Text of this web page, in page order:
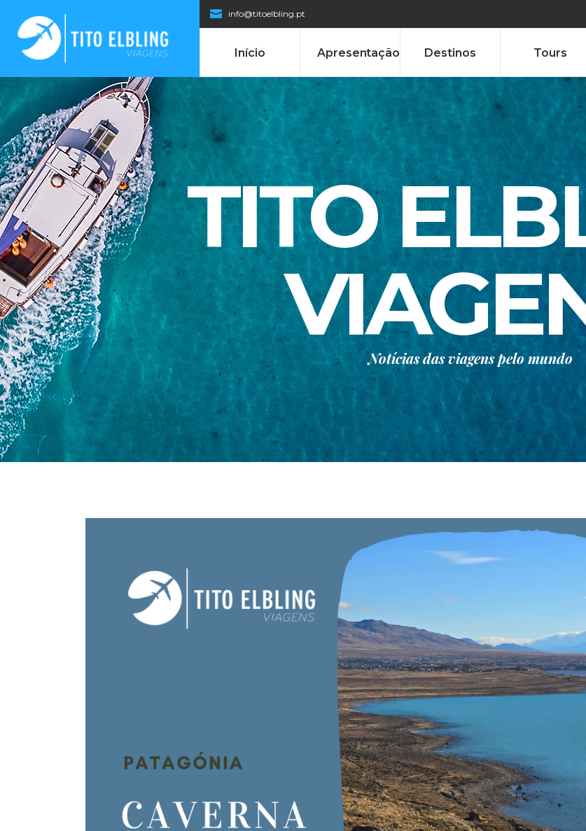
info@titoelbling.pt
Início Apresentação Destinos Tours
TITO
Notícias das viagens pelo mundo